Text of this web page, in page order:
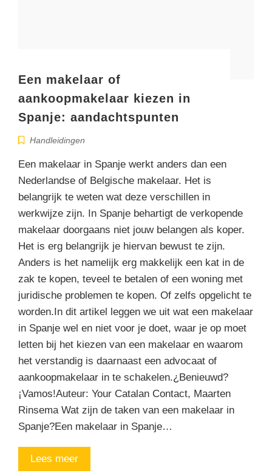
Een makelaar of
aankoopmakelaar kiezen in
Spanje: aandachtspunten
Handleidingen
Een makelaar in Spanje werkt anders dan een
Nederlandse of Belgische makelaar. Het is
belangrijk te weten wat deze verschillen in
werkwijze zijn. In Spanje behartigt de verkopende
makelaar doorgaans niet jouw belangen als koper.
Het is erg belangrijk je hiervan bewust te zijn.
Anders is het namelijk erg makkelijk een kat in de
zak te kopen, teveel te betalen of een woning met
juridische problemen te kopen. Of zelfs opgelicht te
worden.In dit artikel leggen we uit wat een makelaar
in Spanje wel en niet voor je doet, waar je op moet
letten bij het kiezen van een makelaar en waarom
het verstandig is daarnaast een advocaat of
aankoopmakelaar in te schakelen.¿Benieuwd?
¡Vamos!Auteur: Your Catalan Contact, Maarten
Rinsema Wat zijn de taken van een makelaar in
Spanje?Een makelaar in Spanje…
Lees meer